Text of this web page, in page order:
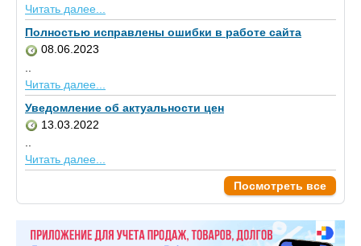
Читать далее...
Полностью исправлены ошибки в работе сайта
08.06.2023
Читать далее...
Уведомление об актуальности цен
13.03.2022
Читать далее...
Посмотреть все